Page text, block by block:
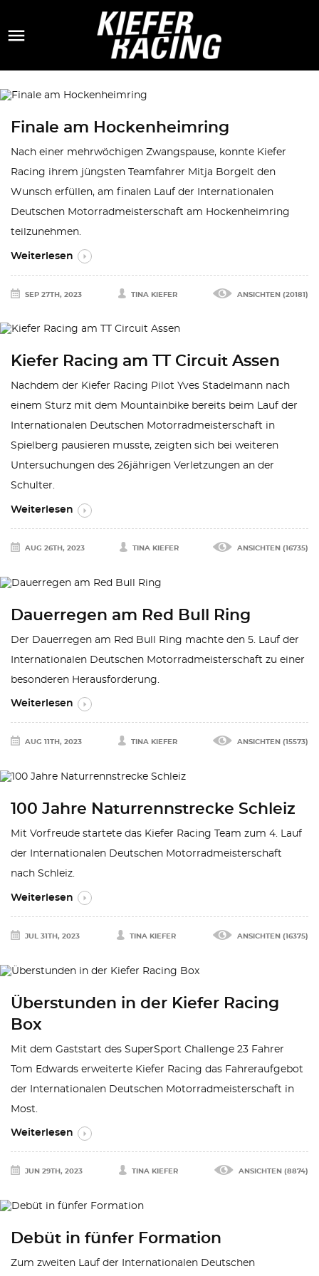

Finale am Hockenheimring
Nach einer mehrwöchigen Zwangspause, konnte Kiefer
Racing ihrem jüngsten Teamfahrer Mitja Borgelt den
Wunsch erfüllen, am finalen Lauf der Internationalen
Deutschen Motorradmeisterschaft am Hockenheimring
teilzunehmen.
Weiterlesen
SEP 27TH, 2023 TINA KIEFER ANSICHTEN (20181)
Kiefer Racing am TT Circuit Assen
Nachdem der Kiefer Racing Pilot Yves Stadelmann nach
einem Sturz mit dem Mountainbike bereits beim Lauf der
Internationalen Deutschen Motorradmeisterschaft in
Spielberg pausieren musste, zeigten sich bei weiteren
Untersuchungen des 26jährigen Verletzungen an der
Schulter.
Weiterlesen
AUG 26TH, 2023 TINA KIEFER ANSICHTEN (16735)
Dauerregen am Red Bull Ring
Der Dauerregen am Red Bull Ring machte den 5. Lauf der
Internationalen Deutschen Motorradmeisterschaft zu einer
besonderen Herausforderung.
Weiterlesen
AUG 11TH, 2023 TINA KIEFER ANSICHTEN (15573)
100 Jahre Naturrennstrecke Schleiz
Mit Vorfreude startete das Kiefer Racing Team zum 4. Lauf
der Internationalen Deutschen Motorradmeisterschaft
nach Schleiz.
Weiterlesen
JUL 31TH, 2023 TINA KIEFER ANSICHTEN (16375)
Überstunden in der Kiefer Racing
Box
Mit dem Gaststart des SuperSport Challenge 23 Fahrer
Tom Edwards erweiterte Kiefer Racing das Fahreraufgebot
der Internationalen Deutschen Motorradmeisterschaft in
Most.
Weiterlesen
JUN 29TH, 2023 TINA KIEFER ANSICHTEN (8874)
Debüt in fünfer Formation
Zum zweiten Lauf der Internationalen Deutschen